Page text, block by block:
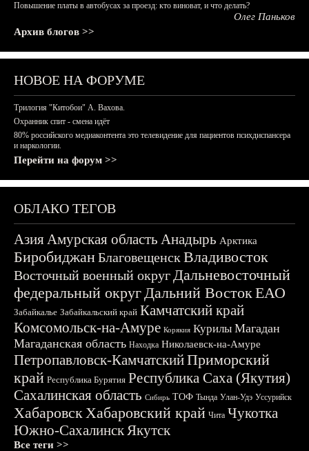
Повышение платы в автобусах за проезд: кто виноват, и что делать?
Олег Паньков
Архив блогов >>
НОВОЕ НА ФОРУМЕ
Трилогия "Китобои" А. Вахова.
Охранник спит - смена идёт
80% российского медиаконтента это телевидение для пациентов психдиспансера
и наркологии.
Перейти на форум >>
ОБЛАКО ТЕГОВ
АзияАмурская область Анадырь Арктика
БиробиджанБлаговещенскВладивосток
Восточный военный округДальневосточный
федеральный округДальний ВостокЕАО
Забайкалье Забайкальский край Камчатский край
Комсомольск-на-Амуре Корякия Курилы Магадан
Магаданская область Находка Николаевск-на-Амуре
Петропавловск-КамчатскийПриморский
край Республика Бурятия Республика Саха (Якутия)
Сахалинская область Сибирь ТОФ Тында Улан-Удэ Уссурийск
ХабаровскХабаровский край Чита Чукотка
Южно-СахалинскЯкутск
Все теги >>